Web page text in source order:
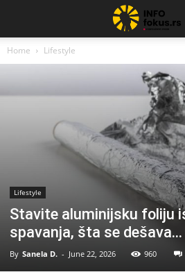
Home Lifestyle
Lifestyle
Stavite aluminijsku foliju
spavanja, šta se dešava…
By Sanela D. - June 22, 2026 960